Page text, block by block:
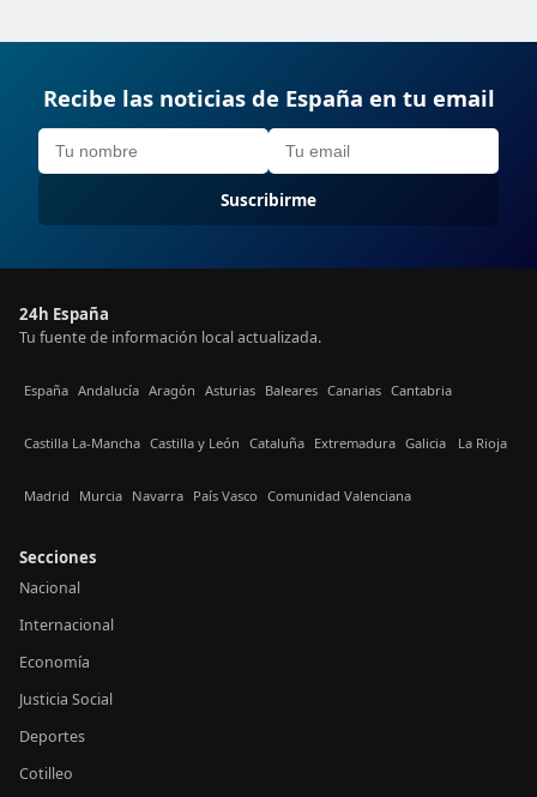
Recibe las noticias de España en tu email
Suscribirme
24h España
Tu fuente de información local actualizada.
España Andalucía Aragón Asturias Baleares Canarias Cantabria
Castilla La-Mancha Castilla y León Cataluña Extremadura Galicia La Rioja
Madrid Murcia Navarra País Vasco Comunidad Valenciana
Secciones
Nacional
Internacional
Economía
Justicia Social
Deportes
Cotilleo